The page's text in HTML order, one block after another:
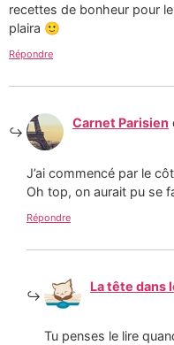
recettes de bonheur pour
plaira 🙂
Répondre
Carnet Parisien
J’ai commencé par le
Oh top, on aurait pu se
Répondre
La tête dans
Tu penses le lire